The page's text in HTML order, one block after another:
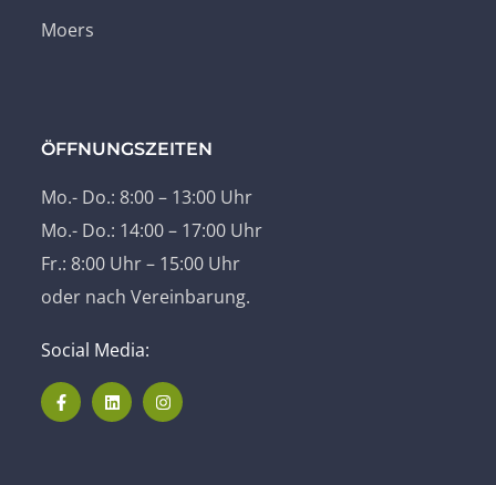
Moers
ÖFFNUNGSZEITEN
Mo.- Do.: 8:00 – 13:00 Uhr
Mo.- Do.: 14:00 – 17:00 Uhr
Fr.: 8:00 Uhr – 15:00 Uhr
oder nach Vereinbarung.
Social Media: